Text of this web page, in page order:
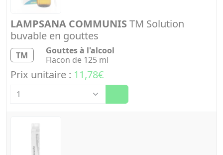
LAMPSANA COMMUNIS TM Solution
buvable en gouttes
TM
Gouttes à l'alcool
Flacon de 125 ml
Prix unitaire : 11,78€